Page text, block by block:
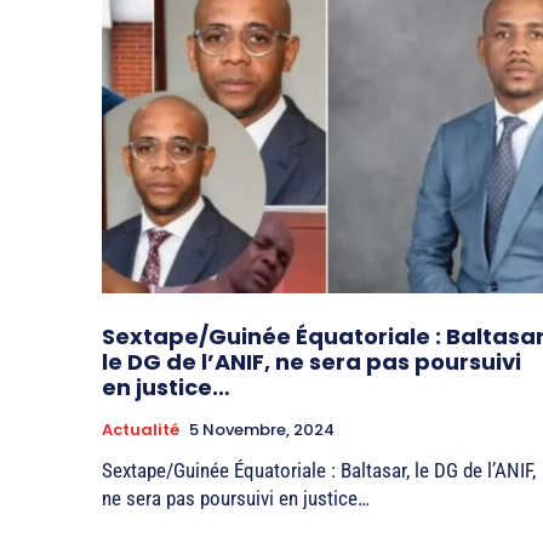
Sextape/Guinée Équatoriale :
le DG de l’ANIF, ne sera pas poursuivi
en justice…
Actualité 5 Novembre, 2024
Sextape/Guinée Équatoriale : Baltasar, le DG de l’ANIF,
ne sera pas poursuivi en justice…